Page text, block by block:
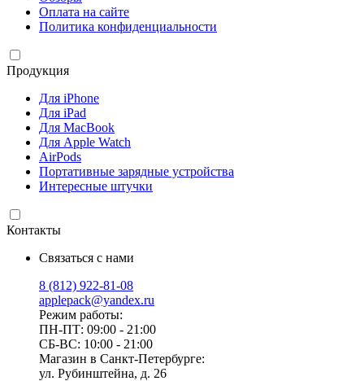
Оплата на сайте
Политика конфиденциальности
Продукция
Для iPhone
Для iPad
Для MacBook
Для Apple Watch
AirPods
Портативные зарядные устройства
Интересные штучки
Контакты
Связаться с нами
8 (812) 922-81-08
applepack@yandex.ru
Режим работы:
ПН-ПТ: 09:00 - 21:00
СБ-ВС: 10:00 - 21:00
Магазин в Санкт-Петербурге:
ул. Рубинштейна, д. 26